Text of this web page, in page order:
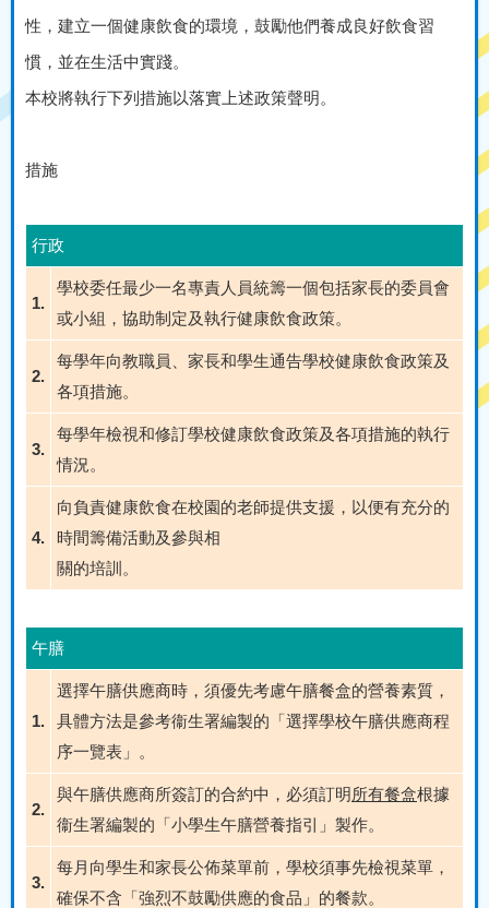
性，建立一個健康飲食的環境，鼓勵他們養成良好飲食習
慣，並在生活中實踐。
本校將執行下列措施以落實上述政策聲明。
措施
行政
1.
學校委任最少一名專責人員統籌一個包括家長的委員會
或小組，協助制定及執行健康飲食政策。
2.
每學年向教職員、家長和學生通告學校健康飲食政策及
各項措施。
3.
每學年檢視和修訂學校健康飲食政策及各項措施的執行
情況。
4.
向負責健康飲食在校園的老師提供支援，以便有充分的
時間籌備活動及參與相
關的培訓。
午膳
1.
選擇午膳供應商時，須優先考慮午膳餐盒的營養素質，
具體方法是參考衞生署編製的「選擇學校午膳供應商程
序一覽表」。
2.
與午膳供應商所簽訂的合約中，必須訂明 所有餐盒根據
衞生署編製的「小學生午膳營養指引」製作。
3.
每月向學生和家長公佈菜單前，學校須事先檢視菜單，
確保不含「強烈不鼓勵供應的食品」的餐款。